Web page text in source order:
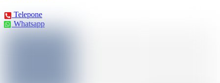
Telepone
Whatsapp